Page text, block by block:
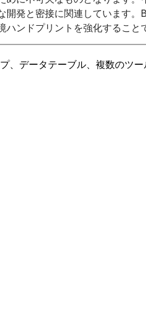
開発と密接に関連しています
ハンドプリントを強化すること